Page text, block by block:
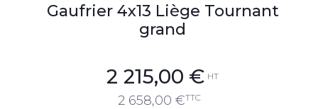
Gaufrier 4x13 Liège Tournant
grand
2 215,00 € HT
2 658,00 €TTC